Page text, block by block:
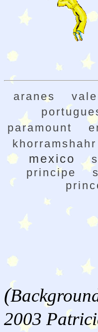
aranes
paramount
khorramshahr
mexico
principe
(
2003